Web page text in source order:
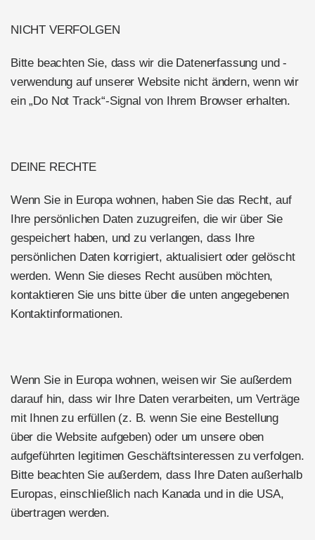
NICHT VERFOLGEN
Bitte beachten Sie, dass wir die Datenerfassung und -
verwendung auf unserer Website nicht ändern, wenn wir
ein „Do Not Track“-Signal von Ihrem Browser erhalten.
DEINE RECHTE
Wenn Sie in Europa wohnen, haben Sie das Recht, auf
Ihre persönlichen Daten zuzugreifen, die wir über Sie
gespeichert haben, und zu verlangen, dass Ihre
persönlichen Daten korrigiert, aktualisiert oder gelöscht
werden. Wenn Sie dieses Recht ausüben möchten,
kontaktieren Sie uns bitte über die unten angegebenen
Kontaktinformationen.
Wenn Sie in Europa wohnen, weisen wir Sie außerdem
darauf hin, dass wir Ihre Daten verarbeiten, um Verträge
mit Ihnen zu erfüllen (z. B. wenn Sie eine Bestellung
über die Website aufgeben) oder um unsere oben
aufgeführten legitimen Geschäftsinteressen zu verfolgen.
Bitte beachten Sie außerdem, dass Ihre Daten außerhalb
Europas, einschließlich nach Kanada und in die USA,
übertragen werden.